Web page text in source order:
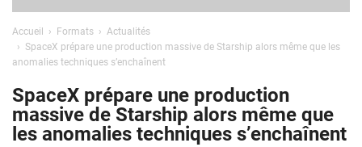
Accueil Formats
Actualités
SpaceX prépare une production massive de Starship alors même que les
anomalies techniques s’enchaînent
SpaceX prépare une production
massive de Starship alors même que
les anomalies techniques s’enchaînent